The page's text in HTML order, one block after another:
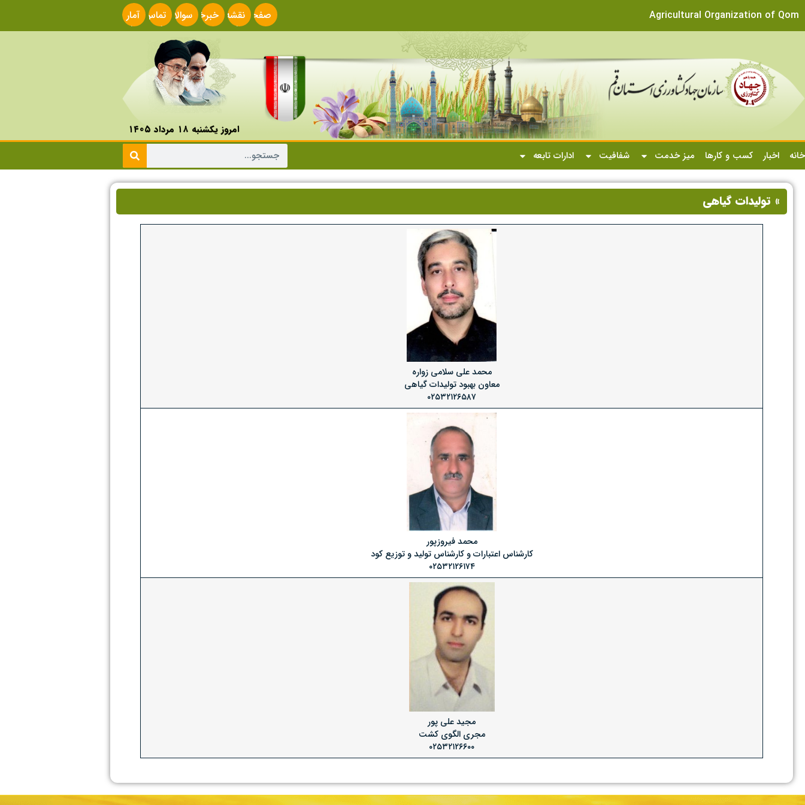
Agricultural Organization of Qom
صفحه
اصلی
نقشه
سایت
خبرخوانسوالات
متداول
تماس
با ما
آمار
سایت
امروز یکشنبه ۱۸ مرداد ۱۴۰۵
خانه
اخبار کسب و کارها میز خدمت شفافیت ادارات تابعه
» تولیدات گیاهی
محمد علی سلامی زواره
معاون بهبود تولیدات گیاهی
۰۲۵۳۲۱۲۶۵۸۷
محمد فیروزپور
کارشناس اعتبارات و کارشناس تولید و توزیع کود
۰۲۵۳۲۱۲۶۱۷۴
مجید علی پور
مجری الگوی کشت
۰۲۵۳۲۱۲۶۶۰۰